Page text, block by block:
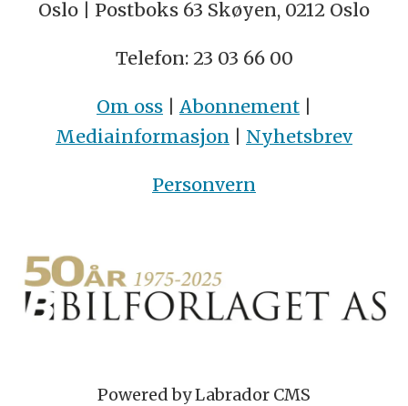
Oslo | Postboks 63 Skøyen, 0212 Oslo
Telefon: 23 03 66 00
Om oss | Abonnement |
Mediainformasjon | Nyhetsbrev
Personvern
Powered by Labrador CMS